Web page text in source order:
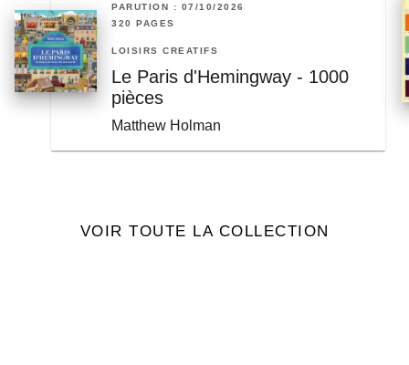
PARUTION : 07/10/2026
320 PAGES
LOISIRS CRÉATIFS
Le Paris d'Hemingway - 1000
pièces
Matthew Holman
VOIR TOUTE LA COLLECTION